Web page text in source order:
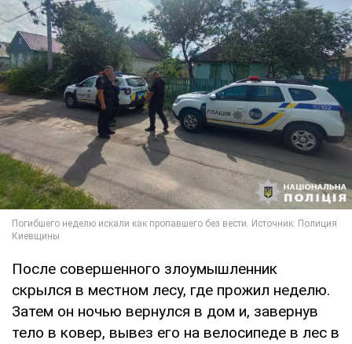
После совершенного злоумышленник
скрылся в местном лесу, где прожил неделю.
Затем он ночью вернулся в дом и, завернув
тело в ковер, вывез его на велосипеде в лес в